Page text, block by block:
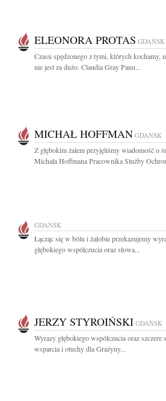
ELEONORA PROTAS GDAŃSK
Czasu spędzonego z tymi, których kochamy,
nie jest za dużo. Claudia Gray Panu...
MICHAŁ HOFFMAN GDAŃSK
Z głębokim żalem przyjęliśmy wiadomość o
Michała Hoffmana Pracownika Służby
GDAŃSK
Łącząc się w bólu i żałobie przekazujemy
głębokiego współczucia oraz słowa...
JERZY STYROIŃSKI GDAŃSK
Wyrazy głębokiego współczucia oraz szczere
wsparcia i otuchy dla Grażyny...